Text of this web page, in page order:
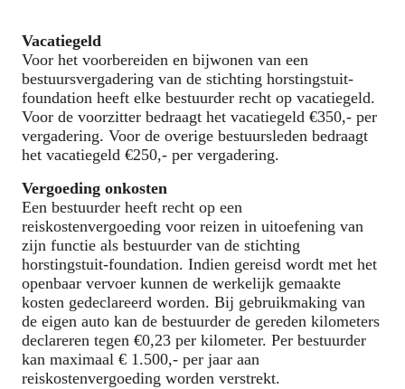
Vacatiegeld
Voor het voorbereiden en bijwonen van een
bestuursvergadering van de stichting horstingstuit-
foundation heeft elke bestuurder recht op vacatiegeld.
Voor de voorzitter bedraagt het vacatiegeld €350,- per
vergadering. Voor de overige bestuursleden bedraagt
het vacatiegeld €250,- per vergadering.
Vergoeding onkosten
Een bestuurder heeft recht op een
reiskostenvergoeding voor reizen in uitoefening van
zijn functie als bestuurder van de stichting
horstingstuit-foundation. Indien gereisd wordt met het
openbaar vervoer kunnen de werkelijk gemaakte
kosten gedeclareerd worden. Bij gebruikmaking van
de eigen auto kan de bestuurder de gereden kilometers
declareren tegen €0,23 per kilometer. Per bestuurder
kan maximaal € 1.500,- per jaar aan
reiskostenvergoeding worden verstrekt.